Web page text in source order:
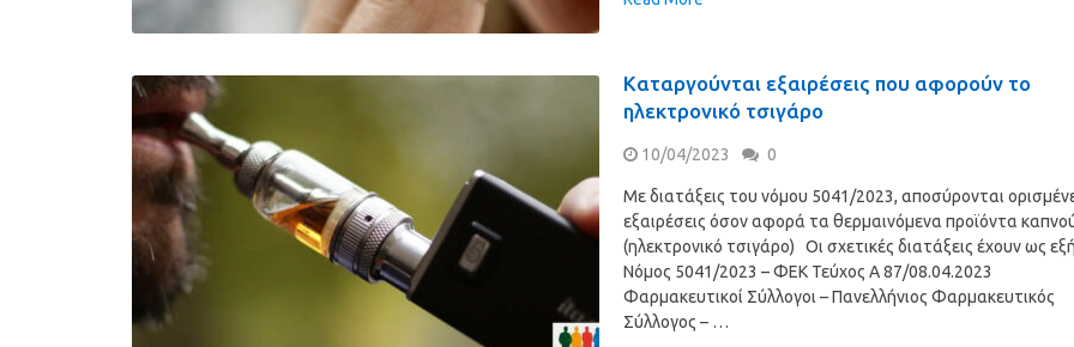
Καταργούνται εξαιρέσεις που αφορούν το
ηλεκτρονικό τσιγάρο
10/04/2023 0
Με διατάξεις του νόμου 5041/2023, αποσύρονται
εξαιρέσεις όσον αφορά τα θερμαινόμενα προϊόντα
(ηλεκτρονικό τσιγάρο) Οι σχετικές διατάξεις έχουν ως
Νόμος 5041/2023 – ΦΕΚ Τεύχος Α 87/08.04.2023
Φαρμακευτικοί Σύλλογοι – Πανελλήνιος Φαρμακευτικός
Σύλλογος – …